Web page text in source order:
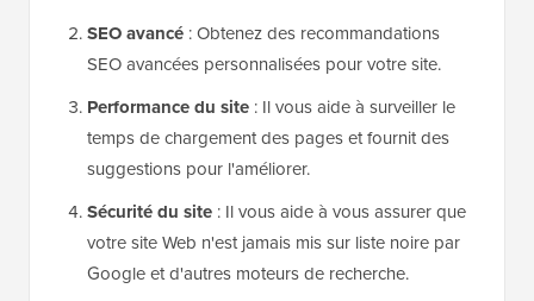
SEO avancé : Obtenez des recommandations
SEO avancées personnalisées pour votre site.
Performance du site : Il vous aide à surveiller le
temps de chargement des pages et fournit des
suggestions pour l'améliorer.
Sécurité du site : Il vous aide à vous assurer que
votre site Web n'est jamais mis sur liste noire par
Google et d'autres moteurs de recherche.